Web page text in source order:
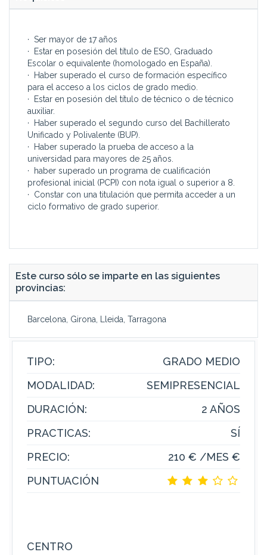
· Ser mayor de 17 años
· Estar en posesión del título de ESO, Graduado
Escolar o equivalente (homologado en España).
· Haber superado el curso de formación específico
para el acceso a los ciclos de grado medio.
· Estar en posesión del título de técnico o de técnico
auxiliar.
· Haber superado el segundo curso del Bachillerato
Unificado y Polivalente (BUP).
· Haber superado la prueba de acceso a la
universidad para mayores de 25 años.
· haber superado un programa de cualificación
profesional inicial (PCPI) con nota igual o superior a 8.
· Constar con una titulación que permita acceder a un
ciclo formativo de grado superior.
Este curso sólo se imparte en las siguientes
provincias:
Barcelona, Girona, Lleida, Tarragona
TIPO:
GRADO MEDIO
MODALIDAD:
SEMIPRESENCIAL
DURACIÓN:
2 AÑOS
PRACTICAS:
SÍ
PRECIO:
210 € /MES €
PUNTUACIÓN
CENTRO